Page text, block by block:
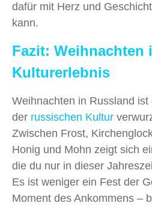
dafür mit Herz und
kann.
Fazit: Weihnachten
Kulturerlebnis
Weihnachten in Russland
der russischen Kultur
Zwischen Frost,
Honig und Mohn zeigt sich
die du nur in dieser
Es ist weniger ein Fest der
Moment des Ankommens –